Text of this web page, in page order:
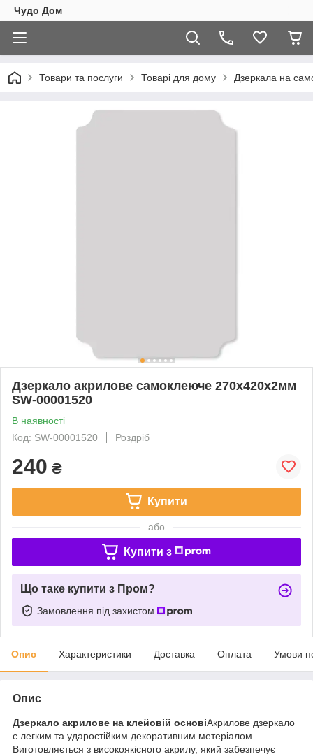
Чудо Дом
Товари та послуги Товарі для дому Дзеркала на
Дзеркало акрилове самоклеюче 270х420х2мм
SW-00001520
В наявності
Код: SW-00001520
Роздріб
240 ₴
Купити
або
Купити з
Що таке купити з Пром?
Замовлення під захистом
Опис Характеристики Доставка Оплата Умови
Опис
Дзеркало акрилове на клейовій основіАкрилове дзеркало
є легким та ударостійким декоративним метеріалом.
Виготовляється з високоякісного акрилу, який забезпечує